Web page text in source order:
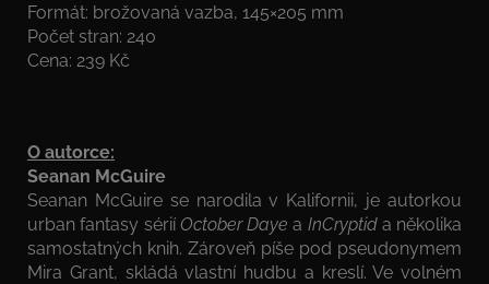
Formát: brožovaná vazba, 145×205 mm
Počet stran: 240
Cena: 239 Kč
O autorce:
Seanan McGuire
Seanan McGuire se narodila v Kalifornii, je autorkou
urban fantasy sériíOctober Daye a InCryptida několika
samostatných knih. Zároveň píše pod pseudonymem
Mira Grant, skládá vlastní hudbu a kreslí. Ve volném